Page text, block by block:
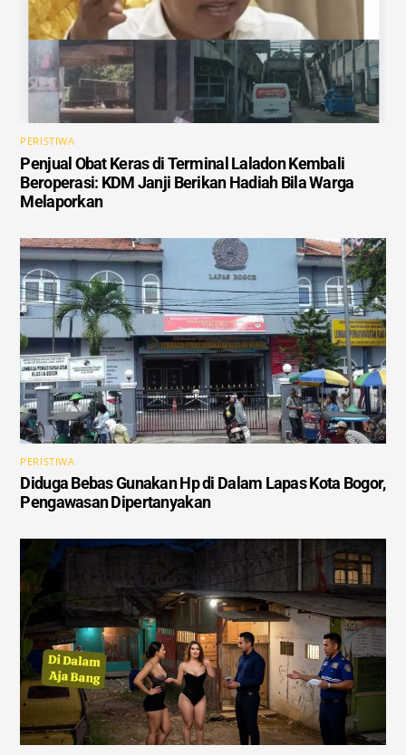
PERISTIWA
Penjual Obat Keras di Terminal Laladon Kembali
Beroperasi: KDM Janji Berikan Hadiah Bila Warga
Melaporkan
PERISTIWA
Diduga Bebas Gunakan Hp di Dalam Lapas Kota Bogor,
Pengawasan Dipertanyakan